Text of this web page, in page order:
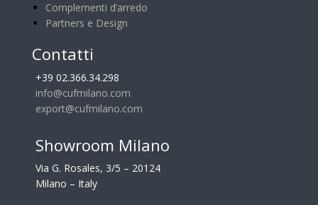
Complementi d’arredo
Partners e Design
Contatti
+39 02.366.34.298
info@cufmilano.com
export@cufmilano.com
Showroom Milano
Via G. Rosales, 3/5 – 20124
Milano – Italy